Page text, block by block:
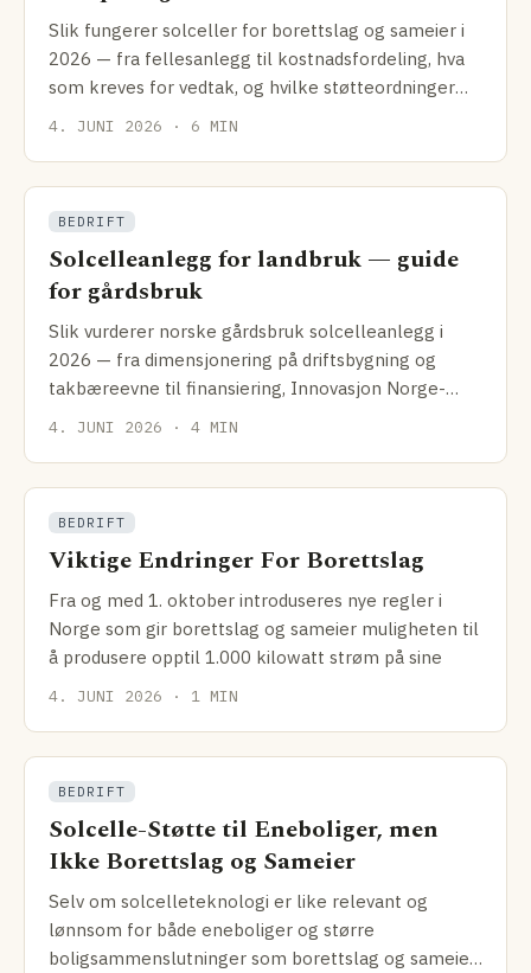
Slik fungerer solceller for borettslag og sameier i
2026 — fra fellesanlegg til kostnadsfordeling, hva
som kreves for vedtak, og hvilke støtteordninger
som faktisk gjelder.
4. JUNI 2026 · 6 MIN
BEDRIFT
Solcelleanlegg for landbruk — guide
for gårdsbruk
Slik vurderer norske gårdsbruk solcelleanlegg i
2026 — fra dimensjonering på driftsbygning og
takbæreevne til finansiering, Innovasjon Norge-
tilskudd og hva som faktisk gir best lønnsomhet for
4. JUNI 2026 · 4 MIN
BEDRIFT
Viktige Endringer For Borettslag
Fra og med 1. oktober introduseres nye regler i
Norge som gir borettslag og sameier muligheten til
å produsere opptil 1.000 kilowatt strøm på sine
4. JUNI 2026 · 1 MIN
BEDRIFT
Solcelle-Støtte til Eneboliger, men
Ikke Borettslag og Sameier
Selv om solcelleteknologi er like relevant og
lønnsom for både eneboliger og større
boligsammenslutninger som borettslag og sameier,